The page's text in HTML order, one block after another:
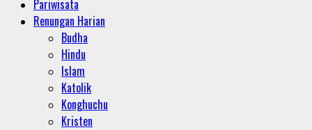
Pariwisata
Renungan Harian
Budha
Hindu
Islam
Katolik
Konghuchu
Kristen